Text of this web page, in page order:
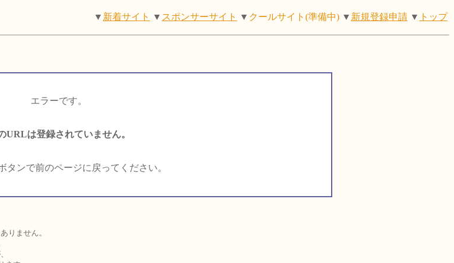
▼ 新着サイト ▼ スポンサーサイト ▼ クールサイト(準備中) ▼ 新規登録申請 ▼ トップ
エラーです。
URLは登録されていません。
タンで前のページに戻ってください。
りません。